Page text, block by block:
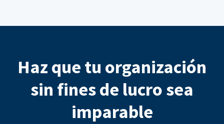
Haz que tu organización
sin fines de lucro sea
imparable